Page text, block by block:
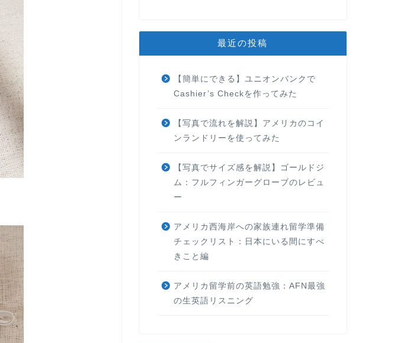
最近の投稿
【簡単にできる】ユニオンバンクで
Cashier’s Checkを作ってみた
【写真で流れを解説】アメリカのコイ
ンランドリーを使ってみた
【写真でサイズ感を解説】ゴールドジ
ム：フルフィンガーグローブのレビュ
ー
アメリカ西海岸への家族連れ留学準備
チェックリスト：日本にいる間にすべ
きこと編
アメリカ留学前の英語勉強：AFN最強
の生英語リスニング